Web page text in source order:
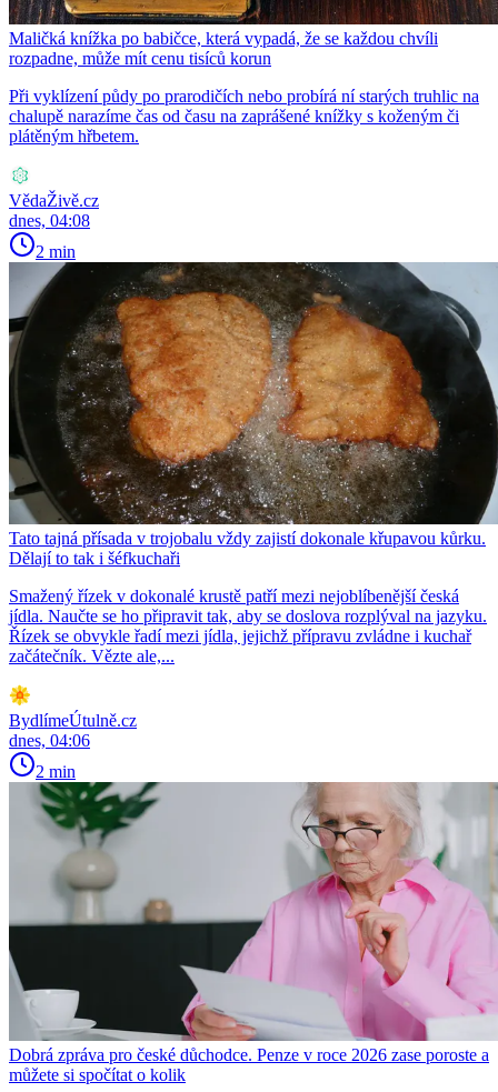
Maličká knížka po babičce, která vypadá, že se každou chvíli
rozpadne, může mít cenu tisíců korun
Při vyklízení půdy po prarodičích nebo probírá ní starých truhlic na
chalupě narazíme čas od času na zaprášené knížky s koženým či
plátěným hřbetem.
VědaŽivě.cz
dnes, 04:08
2 min
Tato tajná přísada v trojobalu vždy zajistí dokonale křupavou kůrku.
Dělají to tak i šéfkuchaři
Smažený řízek v dokonalé krustě patří mezi nejoblíbenější česká
jídla. Naučte se ho připravit tak, aby se doslova rozplýval na jazyku.
Řízek se obvykle řadí mezi jídla, jejichž přípravu zvládne i kuchař
začátečník. Vězte ale,...
BydlímeÚtulně.cz
dnes, 04:06
2 min
Dobrá zpráva pro české důchodce. Penze v roce 2026 zase poroste a
můžete si spočítat o kolik